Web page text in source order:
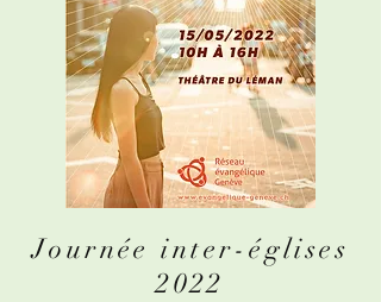
Journée inter-églises
2022